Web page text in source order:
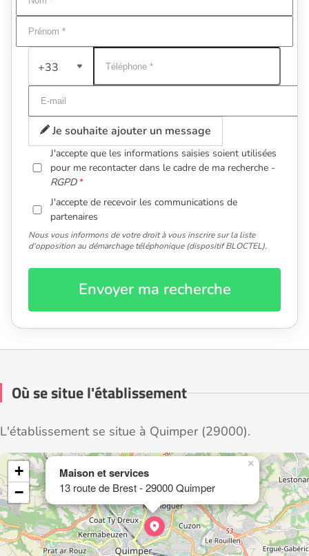
+33
Je souhaite ajouter un message
J'accepte que les informations saisies soient utilisées
pour me recontacter dans le cadre de ma recherche -
RGPD
J'accepte de recevoir les communications de
partenaires
Nous vous informons de votre droit à vous inscrire sur la liste
d'opposition au démarchage téléphonique (dispositif BLOCTEL).
Envoyer ma recherche
Où se situe l'établissement
L'établissement se situe à Quimper (29000).
Maison et services
13 route de Brest - 29000 Quimper
×
+
−